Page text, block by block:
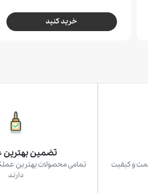
خرید کنید
و کیفیت
تضمین بهترین
تمامی محصولات بهترین
دارند